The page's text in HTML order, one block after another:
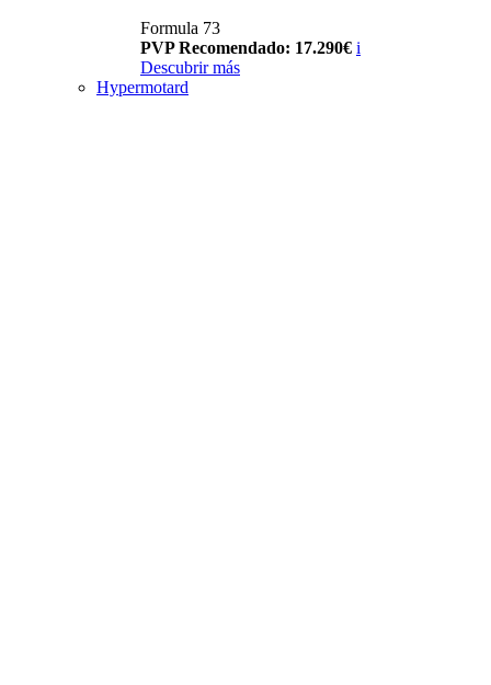
Formula 73
PVP Recomendado: 17.290€ i
Descubrir más
Hypermotard